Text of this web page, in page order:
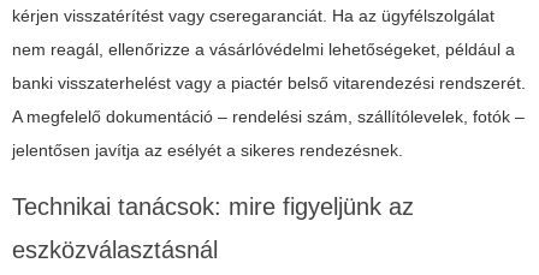
kérjen visszatérítést vagy cseregaranciát. Ha az ügyfélszolgálat
nem reagál, ellenőrizze a vásárlóvédelmi lehetőségeket, például a
banki visszaterhelést vagy a piactér belső vitarendezési rendszerét.
A megfelelő dokumentáció – rendelési szám, szállítólevelek, fotók –
jelentősen javítja az esélyét a sikeres rendezésnek.
Technikai tanácsok: mire figyeljünk az
eszközválasztásnál